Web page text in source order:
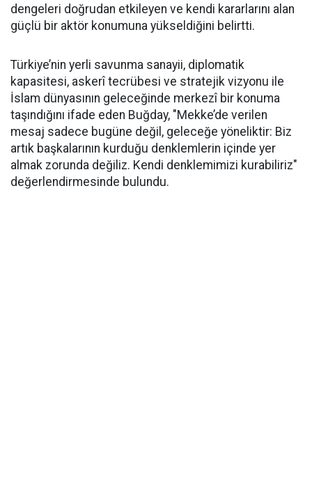
dengeleri doğrudan etkileyen ve kendi kararlarını alan
güçlü bir aktör konumuna yükseldiğini belirtti.
Türkiye’nin yerli savunma sanayii, diplomatik
kapasitesi, askerî tecrübesi ve stratejik vizyonu ile
İslam dünyasının geleceğinde merkezî bir konuma
taşındığını ifade eden Buğday, "Mekke’de verilen
mesaj sadece bugüne değil, geleceğe yöneliktir: Biz
artık başkalarının kurduğu denklemlerin içinde yer
almak zorunda değiliz. Kendi denklemimizi kurabiliriz"
değerlendirmesinde bulundu.